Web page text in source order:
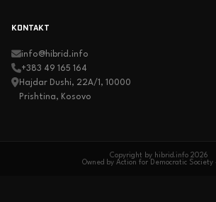
KONTAKT
info@hibrid.info
+383 49 165 164
Hajdar Dushi, 22A/1, 10000
Prishtina, Kosovo
Copyright by hibrid.info 2026
Owned by Action for Democratic Society